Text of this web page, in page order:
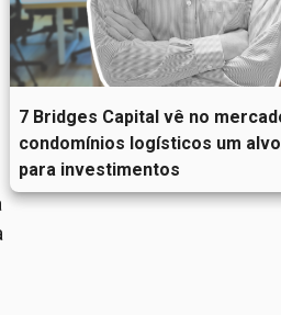
7 Bridges Capital vê no
condomínios logísticos um
para investimentos